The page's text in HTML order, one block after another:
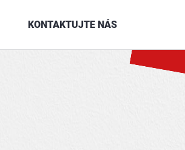
KONTAKTUJTE NÁS